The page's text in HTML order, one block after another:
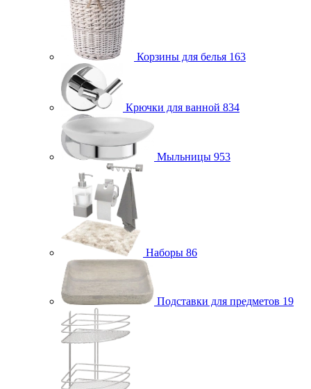
Корзины для белья 163
Крючки для ванной 834
Мыльницы 953
Наборы 86
Подставки для предметов 19